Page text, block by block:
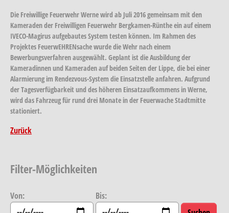
Die Freiwillige Feuerwehr Werne wird ab Juli 2016 gemeinsam mit den
Kameraden der Freiwilligen Feuerwehr Bergkamen-Rünthe ein auf einem
IVECO-Magirus aufgebautes System testen können. Im Rahmen des
Projektes FeuerwEHRENsache wurde die Wehr nach einem
Bewerbungsverfahren ausgewählt. Geplant ist die Ausbildung der
Kameradinnen und Kameraden auf beiden Seiten der Lippe, die bei einer
Alarmierung im Rendezvous-System die Einsatzstelle anfahren. Aufgrund
der Tagesverfügbarkeit und des höheren Einsatzaufkommens in Werne,
wird das Fahrzeug für rund drei Monate in der Feuerwache Stadtmitte
stationiert.
Zurück
Filter-Möglichkeiten
Von: Bis: